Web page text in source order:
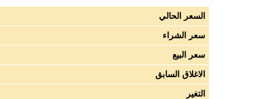
السعر الحالي
سعر الشراء
سعر البيع
الاغلاق السابق
التغير